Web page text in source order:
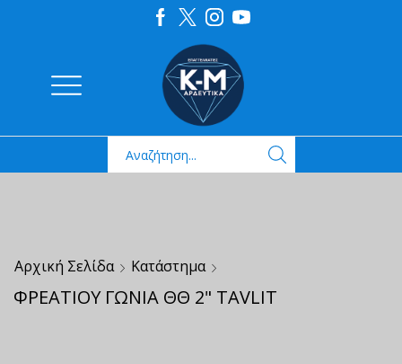
Αρχική Σελίδα Κατάστημα
ΦΡΕΑΤΙΟΥ ΓΩΝΙΑ ΘΘ 2" TAVLIT